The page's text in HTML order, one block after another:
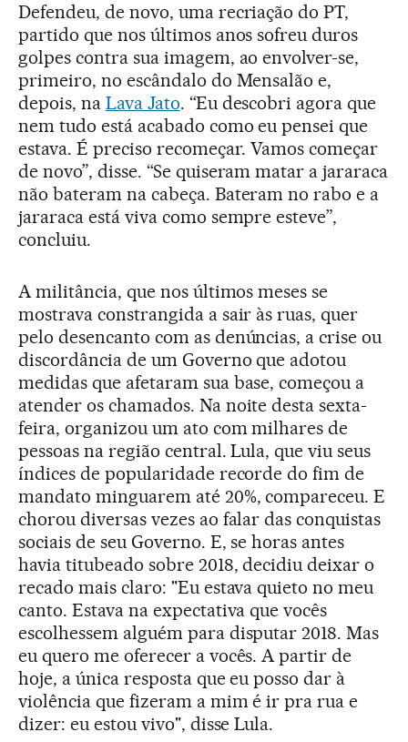
Defendeu, de novo, uma recriação do PT,
partido que nos últimos anos sofreu duros
golpes contra sua imagem, ao envolver-se,
primeiro, no escândalo do Mensalão e,
depois, na Lava Jato. “Eu descobri agora que
nem tudo está acabado como eu pensei que
estava. É preciso recomeçar. Vamos começar
de novo”, disse. “Se quiseram matar a jararaca
não bateram na cabeça. Bateram no rabo e a
jararaca está viva como sempre esteve”,
concluiu.
A militância, que nos últimos meses se
mostrava constrangida a sair às ruas, quer
pelo desencanto com as denúncias, a crise ou
discordância de um Governo que adotou
medidas que afetaram sua base, começou a
atender os chamados. Na noite desta sexta-
feira, organizou um ato com milhares de
pessoas na região central. Lula, que viu seus
índices de popularidade recorde do fim de
mandato minguarem até 20%, compareceu. E
chorou diversas vezes ao falar das conquistas
sociais de seu Governo. E, se horas antes
havia titubeado sobre 2018, decidiu deixar o
recado mais claro: "Eu estava quieto no meu
canto. Estava na expectativa que vocês
escolhessem alguém para disputar 2018. Mas
eu quero me oferecer a vocês. A partir de
hoje, a única resposta que eu posso dar à
violência que fizeram a mim é ir pra rua e
dizer: eu estou vivo", disse Lula.